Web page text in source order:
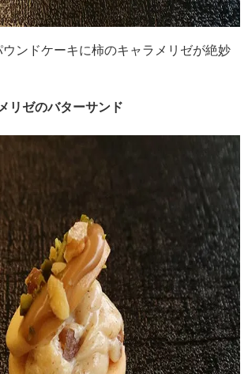
ウンドケーキに柿のキャラメリゼが絶妙
リゼのバターサンド